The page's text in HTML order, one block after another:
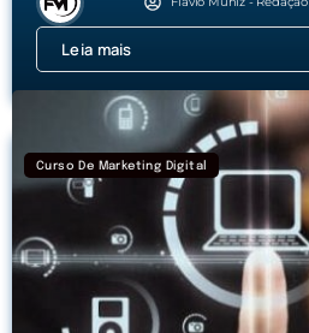
Leia mais
Curso De Marketing Digital